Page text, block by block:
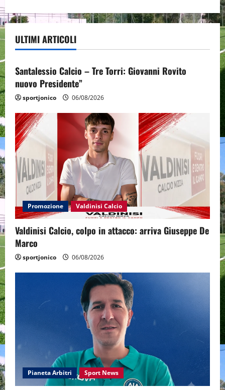
ULTIMI ARTICOLI
Promozione
Santalessio Calcio – Tre Torri: Giovanni Rovito
nuovo Presidente”
sportjonico 06/08/2026
Promozione Valdinisi Calcio
Valdinisi Calcio, colpo in attacco: arriva Giuseppe De
Marco
sportjonico 06/08/2026
Pianeta Arbitri Sport News